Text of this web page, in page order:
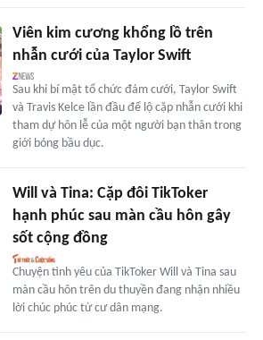
Viên kim cương khổng lồ trên
nhẫn cưới của Taylor Swift
Sau khi bí mật tổ chức đám cưới, Taylor Swift
và Travis Kelce lần đầu để lộ cặp nhẫn cưới khi
tham dự hôn lễ của một người bạn thân trong
giới bóng bầu dục.
Will và Tina: Cặp đôi TikToker
hạnh phúc sau màn cầu hôn gây
sốt cộng đồng
Chuyện tình yêu của TikToker Will và Tina sau
màn cầu hôn trên du thuyền đang nhận nhiều
lời chúc phúc từ cư dân mạng.